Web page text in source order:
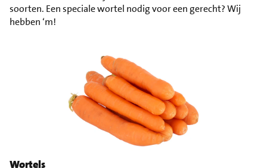
soorten. Een speciale wortel nodig voor een gerecht? Wij
hebben ‘m!
Wortels